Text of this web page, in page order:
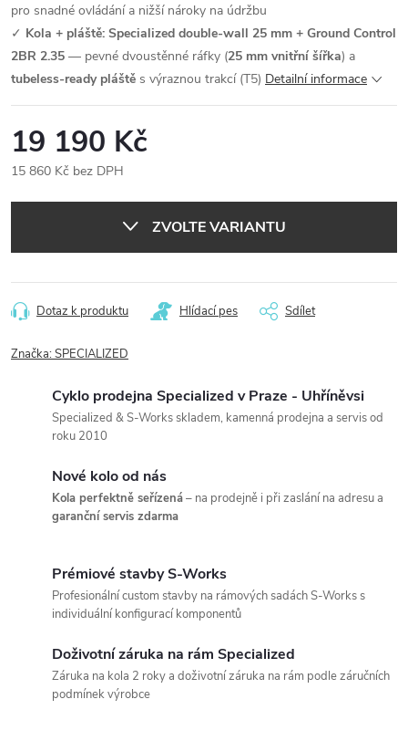
pro snadné ovládání a nižší nároky na údržbu
✓ Kola + pláště: Specialized double-wall 25 mm + Ground Control
2BR 2.35 — pevné dvoustěnné ráfky (25 mm vnitřní šířka) a
tubeless-ready pláště s výraznou trakcí (T5) Detailní informace
19 190 Kč
15 860 Kč bez DPH
ZVOLTE VARIANTU
Dotaz k produktu Hlídací pes Sdílet
Značka:SPECIALIZED
Cyklo prodejna Specialized v Praze - Uhříněvsi
Specialized & S-Works skladem, kamenná prodejna a servis od
roku 2010
Nové kolo od nás
Kola perfektně seřízená– na prodejně i při zaslání na adresu a
garanční servis zdarma
Prémiové stavby S-Works
Profesionální custom stavby na rámových sadách S-Works s
individuální konfigurací komponentů
Doživotní záruka na rám Specialized
Záruka na kola 2 roky a doživotní záruka na rám podle záručních
podmínek výrobce